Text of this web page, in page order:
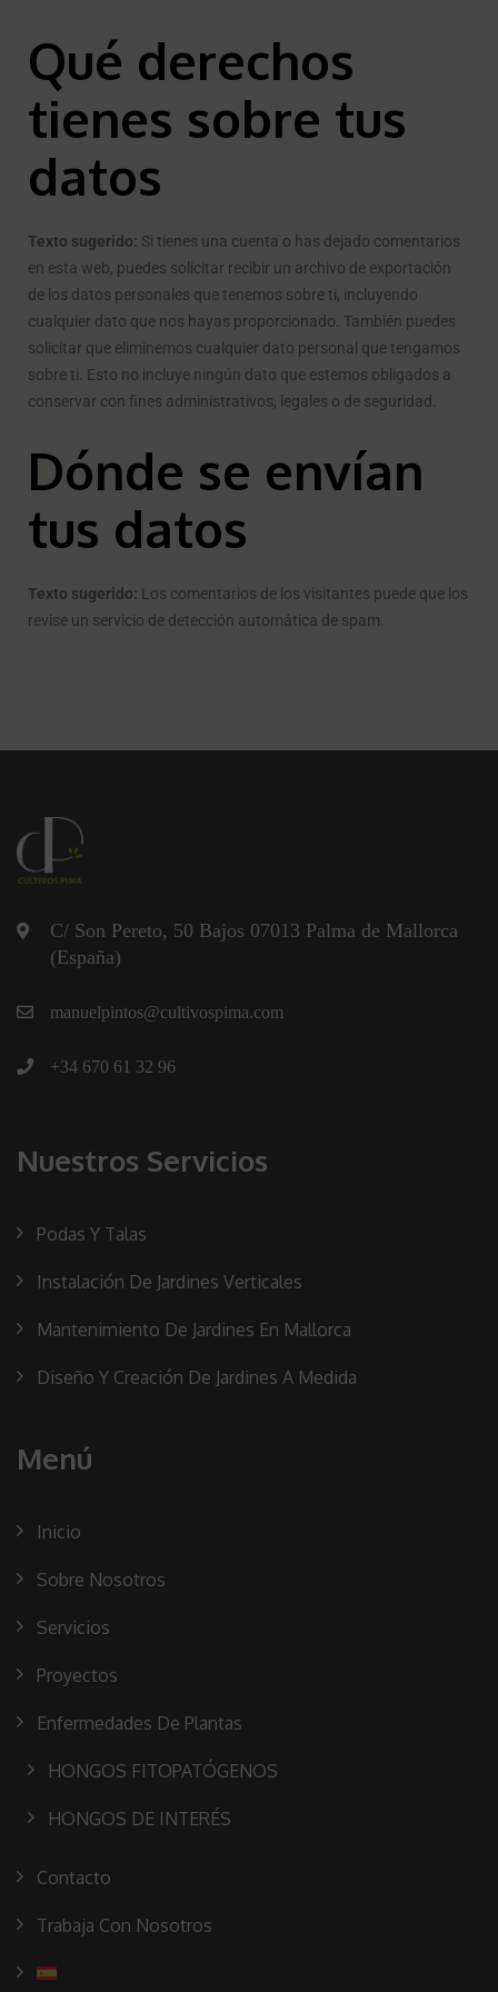
Qué derechos
tienes sobre tus
datos
Texto sugerido: Si tienes una cuenta o has dejado comentarios
en esta web, puedes solicitar recibir un archivo de exportación
de los datos personales que tenemos sobre ti, incluyendo
cualquier dato que nos hayas proporcionado. También puedes
solicitar que eliminemos cualquier dato personal que tengamos
sobre ti. Esto no incluye ningún dato que estemos obligados a
conservar con fines administrativos, legales o de seguridad.
Dónde se envían
tus datos
Texto sugerido: Los comentarios de los visitantes puede que los
revise un servicio de detección automática de spam.
C/ Son Pereto, 50 Bajos 07013 Palma de Mallorca
(España)
manuelpintos@cultivospima.com
+34 670 61 32 96
Nuestros Servicios
Podas Y Talas
Instalación De Jardines Verticales
Mantenimiento De Jardines En Mallorca
Diseño Y Creación De Jardines A Medida
Menú
Inicio
Sobre Nosotros
Servicios
Proyectos
Enfermedades De Plantas
HONGOS FITOPATÓGENOS
HONGOS DE INTERÉS
Contacto
Trabaja Con Nosotros